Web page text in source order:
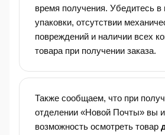
время получения. Убедитесь в
упаковки, отсутствии
повреждений и наличии всех
товара при получении заказа.
Также сообщаем, что при
отделении «Новой Почты» вы
возможность осмотреть товар